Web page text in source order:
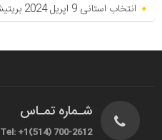
انتخاب استانی 9 اپریل 2024 بریتیش کلمبیا
شـماره تمـاس
Tel: +1(514) 700-2612